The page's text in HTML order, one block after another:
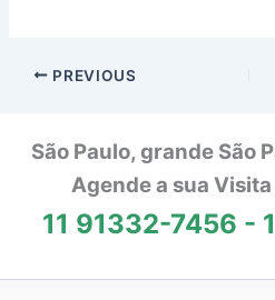
PREVIOUS
São Paulo, grande São
Agende a sua
11 91332-7456 -